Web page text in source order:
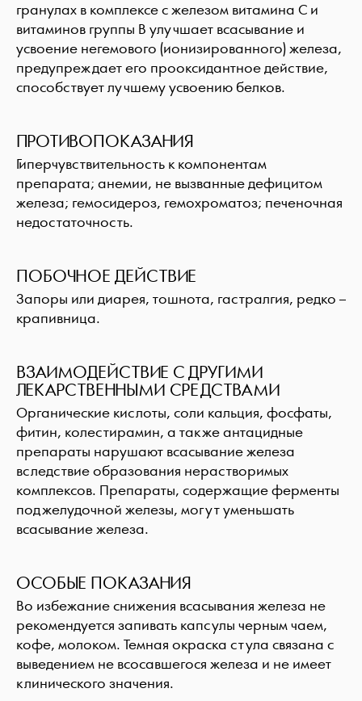
гранулах в комплексе с железом витамина С и
витаминов группы В улучшает всасывание и
усвоение негемового (ионизированного) железа,
предупреждает его прооксидантное действие,
способствует лучшему усвоению белков.
ПРОТИВОПОКАЗАНИЯ
Гиперчувствительность к компонентам
препарата; анемии, не вызванные дефицитом
железа; гемосидероз, гемохроматоз; печеночная
недостаточность.
ПОБОЧНОЕ ДЕЙСТВИЕ
Запоры или диарея, тошнота, гастралгия, редко –
крапивница.
ВЗАИМОДЕЙСТВИЕ С ДРУГИМИ
ЛЕКАРСТВЕННЫМИ СРЕДСТВАМИ
Органические кислоты, соли кальция, фосфаты,
фитин, колестирамин, а также антацидные
препараты нарушают всасывание железа
вследствие образования нерастворимых
комплексов. Препараты, содержащие ферменты
поджелудочной железы, могут уменьшать
всасывание железа.
ОСОБЫЕ ПОКАЗАНИЯ
Во избежание снижения всасывания железа не
рекомендуется запивать капсулы черным чаем,
кофе, молоком. Темная окраска стула связана с
выведением не всосавшегося железа и не имеет
клинического значения.